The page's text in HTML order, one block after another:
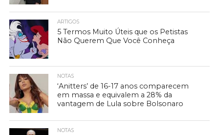
ARTIGOS
5 Termos Muito Úteis que os Petistas
Não Querem Que Você Conheça
NOTAS
‘Anitters’ de 16-17 anos comparecem
em massa e equivalem a 28% da
vantagem de Lula sobre Bolsonaro
NOTAS